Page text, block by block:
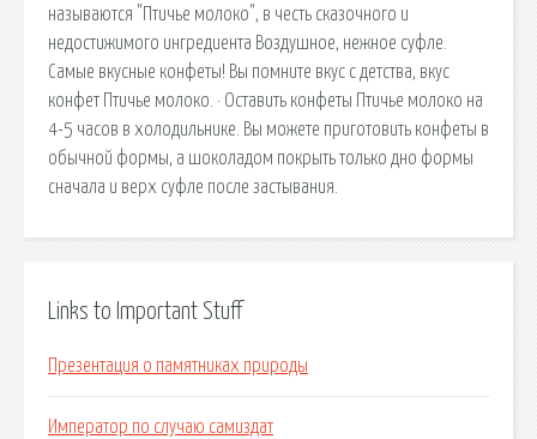
называются "Птичье молоко", в честь сказочного и
недостижимого ингредиента Воздушное, нежное суфле.
Самые вкусные конфеты! Вы помните вкус с детства, вкус
конфет Птичье молоко. · Оставить конфеты Птичье молоко на
4-5 часов в холодильнике. Вы можете приготовить конфеты в
обычной формы, а шоколадом покрыть только дно формы
сначала и верх суфле после застывания.
Links to Important Stuff
Презентация о памятниках природы
Император по случаю самиздат